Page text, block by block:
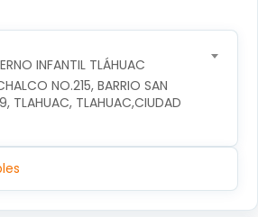
INFANTIL TLÁHUAC
NO.215, BARRIO SAN
TLAHUAC, TLAHUAC,CIUDAD